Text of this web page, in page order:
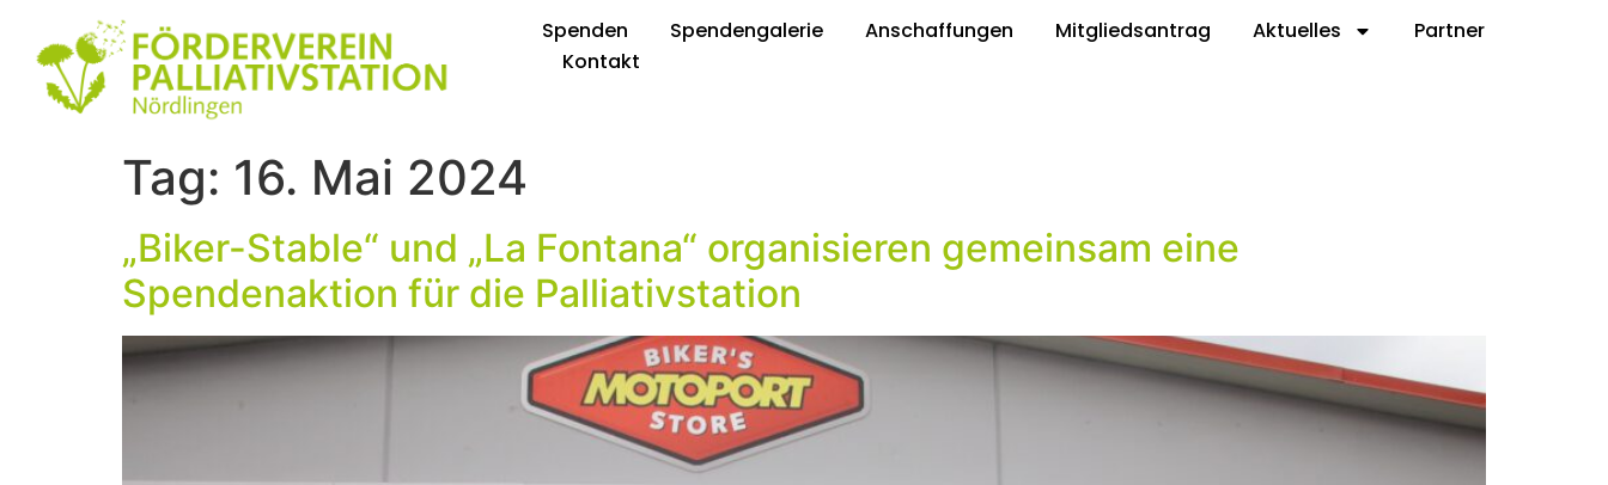
Spenden Spendengalerie Anschaffungen Mitgliedsantrag Aktuelles
Partner
Kontakt
Tag: 16. Mai 2024
„Biker-Stable“ und „La Fontana“ organisieren gemeinsam eine
Spendenaktion für die Palliativstation